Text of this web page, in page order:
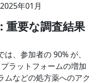
年01月
: 重要な調査結果
、参加者の 90% が、
ラットフォームの増加
ムなどの処方薬へのアク